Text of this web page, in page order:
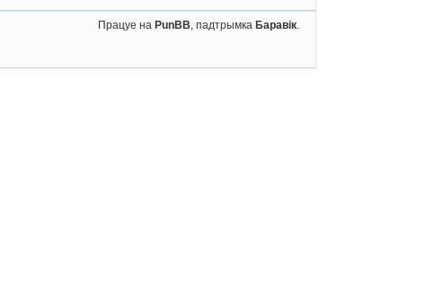
Працуе на PunBB, падтрымка Баравік.